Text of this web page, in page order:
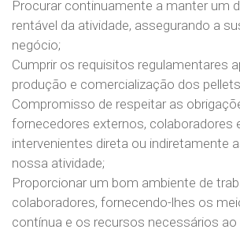
Procurar continuamente a manter um
rentável da atividade, assegurando a
negócio;
Cumprir os requisitos regulamentares
produção e comercialização dos
Compromisso de respeitar as
fornecedores externos, colaboradores
intervenientes direta ou indiretamente
nossa atividade;
Proporcionar um bom ambiente de
colaboradores, fornecendo-lhes os
contínua e os recursos necessários ao